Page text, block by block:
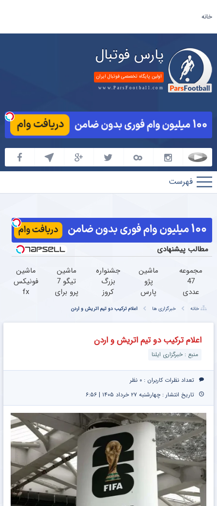
خانه
پارس فوتبال
اولین پایگاه تخصصی فوتبال ایران
www.ParsFootball.com
پارس
فوتبال
مطالب پیشنهادی
مجموعه
47
عددی
پیچ
گوشتی
شارژی
(تخفیف
به مدت
ماشین
پژو
پارس
فروش
داری؟
اینجا
سریع
بفروشش
جشنواره
بزرگ
کروز
ویزا!
شروع از
440
یورو!
ماشین
تیگو 7
پرو برای
داری؟
اینجا
ماشین
فونیکس
fx
راحتی
خانه خبرگزاری ها اعلام ترکیب دو تیم اتریش و اردن
اعلام ترکیب دو تیم اتریش و اردن
منبع : خبرگزاری ایلنا
تعداد نظرات کاربران : ۰ نظر
تاریخ انتشار : چهارشنبه ۲۷ خرداد ۱۴۰۵ | ۶:۵۶